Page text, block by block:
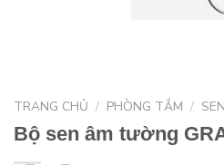
TRANG CHỦ / PHÒNG TẮM /
Bộ sen âm tường